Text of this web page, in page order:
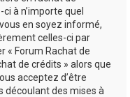
à n’importe quel
en soyez informé,
celles-ci par
« Forum Rachat de
de crédits » alors que
acceptez d’être
découlant des mises à